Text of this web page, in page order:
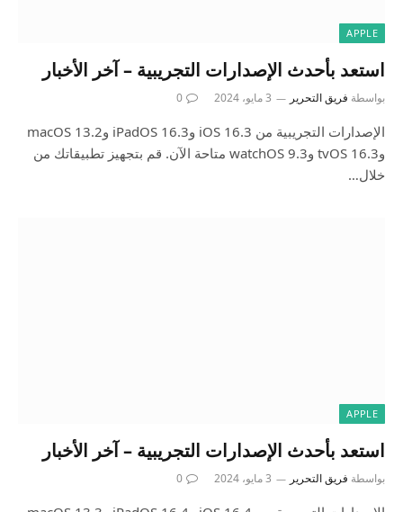
APPLE
استعد بأحدث الإصدارات التجريبية – آخر الأخبار
بواسطة فريق التحرير 3 مايو، 2024 0
الإصدارات التجريبية من iOS 16.3 وiPadOS 16.3 وmacOS 13.2
وtvOS 16.3 وwatchOS 9.3 متاحة الآن. قم بتجهيز تطبيقاتك من
خلال…
APPLE
استعد بأحدث الإصدارات التجريبية – آخر الأخبار
بواسطة فريق التحرير 3 مايو، 2024 0